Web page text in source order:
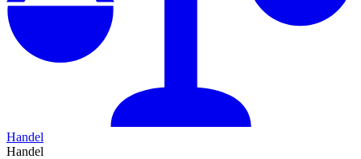
Handel
Handel